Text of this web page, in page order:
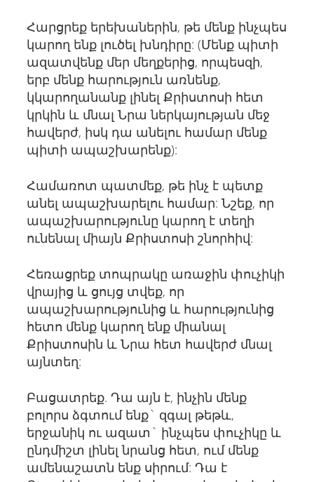
Հարցրեք երեխաներին, թե մենք ինչպես
կարող ենք լուծել խնդիրը: (Մենք պիտի
ազատվենք մեր մեղքերից, որպեսզի,
երբ մենք հարություն առնենք,
կկարողանանք լինել Քրիստոսի հետ
կրկին և մնալ Նրա ներկայության մեջ
հավերժ, իսկ դա անելու համար մենք
պիտի ապաշխարենք):
Համառոտ պատմեք, թե ինչ է պետք
անել ապաշխարելու համար: Նշեք, որ
ապաշխարությունը կարող է տեղի
ունենալ միայն Քրիստոսի շնորհիվ:
Հեռացրեք տոպրակը առաջին փուչիկի
վրայից և ցույց տվեք, որ
ապաշխարությունից և հարությունից
հետո մենք կարող ենք միանալ
Քրիստոսին և Նրա հետ հավերժ մնալ
այնտեղ:
Բացատրեք. Դա այն է, ինչին մենք
բոլորս ձգտում ենք` զգալ թեթև,
երջանիկ ու ազատ` ինչպես փուչիկը և
ընդմիշտ լինել նրանց հետ, ում մենք
ամենաշատն ենք սիրում: Դա է